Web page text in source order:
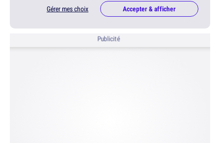
Gérer mes choix Accepter & afficher
Publicité